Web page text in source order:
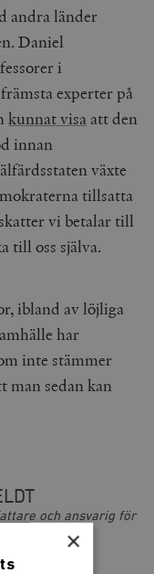
andra länder
Daniel
i
experter på
kunnat visa att den
innan
växte
tillsatta
vi betalar till
till oss själva.
ibland av löjliga
har
inte stämmer
man sedan kan
och ansvarig för
på Timbro.×